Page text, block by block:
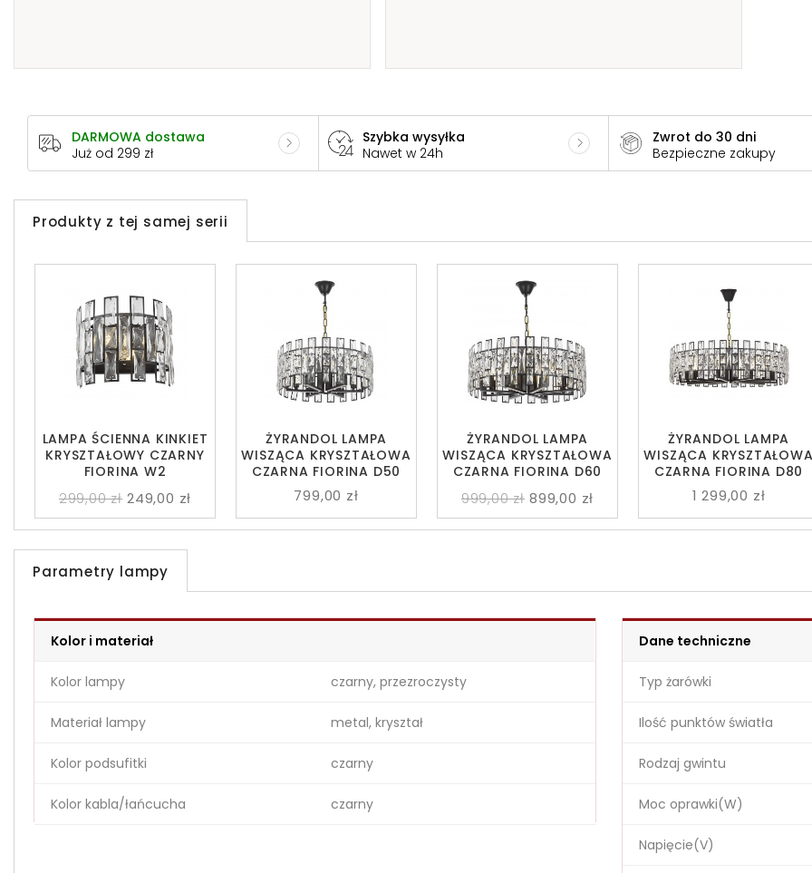
DARMOWA dostawa
Już od 299 zł
Szybka wysyłka
Nawet w 24h
Zwrot do 30 dni
Bezpieczne zakupy
Produkty z tej samej serii
ŻYRANDOL LAMPA
WISZĄCA KRYSZTAŁOWA
CZARNA FIORINA D50
799,00 zł
ŻYRANDOL LAMPA
WISZĄCA KRYSZTAŁOWA
CZARNA FIORINA D60
999,00 zł 899,00 zł
ŻYRANDOL LAMPA
WISZĄCA
CZARNA FIORINA D80
1 299,00 zł
LAMPA ŚCIENNA KINKIET
KRYSZTAŁOWY CZARNY
FIORINA W2
299,00 zł 249,00 zł
Parametry lampy
Kolor i materiał
Kolor lampy czarny, przezroczysty
Materiał lampy metal, kryształ
Kolor podsufitki czarny
Kolor kabla/łańcucha czarny
Dane techniczne
Typ żarówki
Ilość punktów światła
Rodzaj gwintu
Moc oprawki(W)
Napięcie(V)